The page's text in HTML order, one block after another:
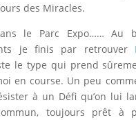
des Miracles.
le Parc Expo…… Au
je finis par retrouver
le type qui prend
en course. Un peu
à un Défi qu’on lui
toujours prêt à